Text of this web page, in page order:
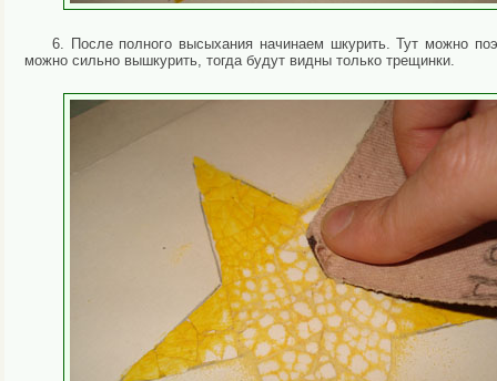
6. После полного высыхания начинаем шкурить. Тут можно
можно сильно вышкурить, тогда будут видны только трещинки.